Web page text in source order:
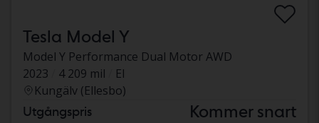
Tesla Model Y
Model Y Performance Dual Motor AWD
2023
4 209 mil
El
Kungälv (Ellesbo)
Utgångspris Kommer snart